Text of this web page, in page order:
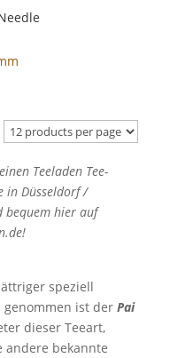
Teeladen Tee-
in Düsseldorf /
bequem hier auf
speziell
ist der Pai
dieser Teeart,
bekannte